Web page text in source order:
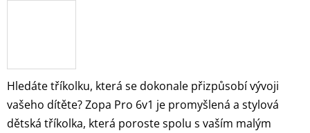
Hledáte tříkolku, která se dokonale přizpůsobí vývoji
vašeho dítěte? Zopa Pro 6v1 je promyšlená a stylová
dětská tříkolka, která poroste spolu s vaším malým